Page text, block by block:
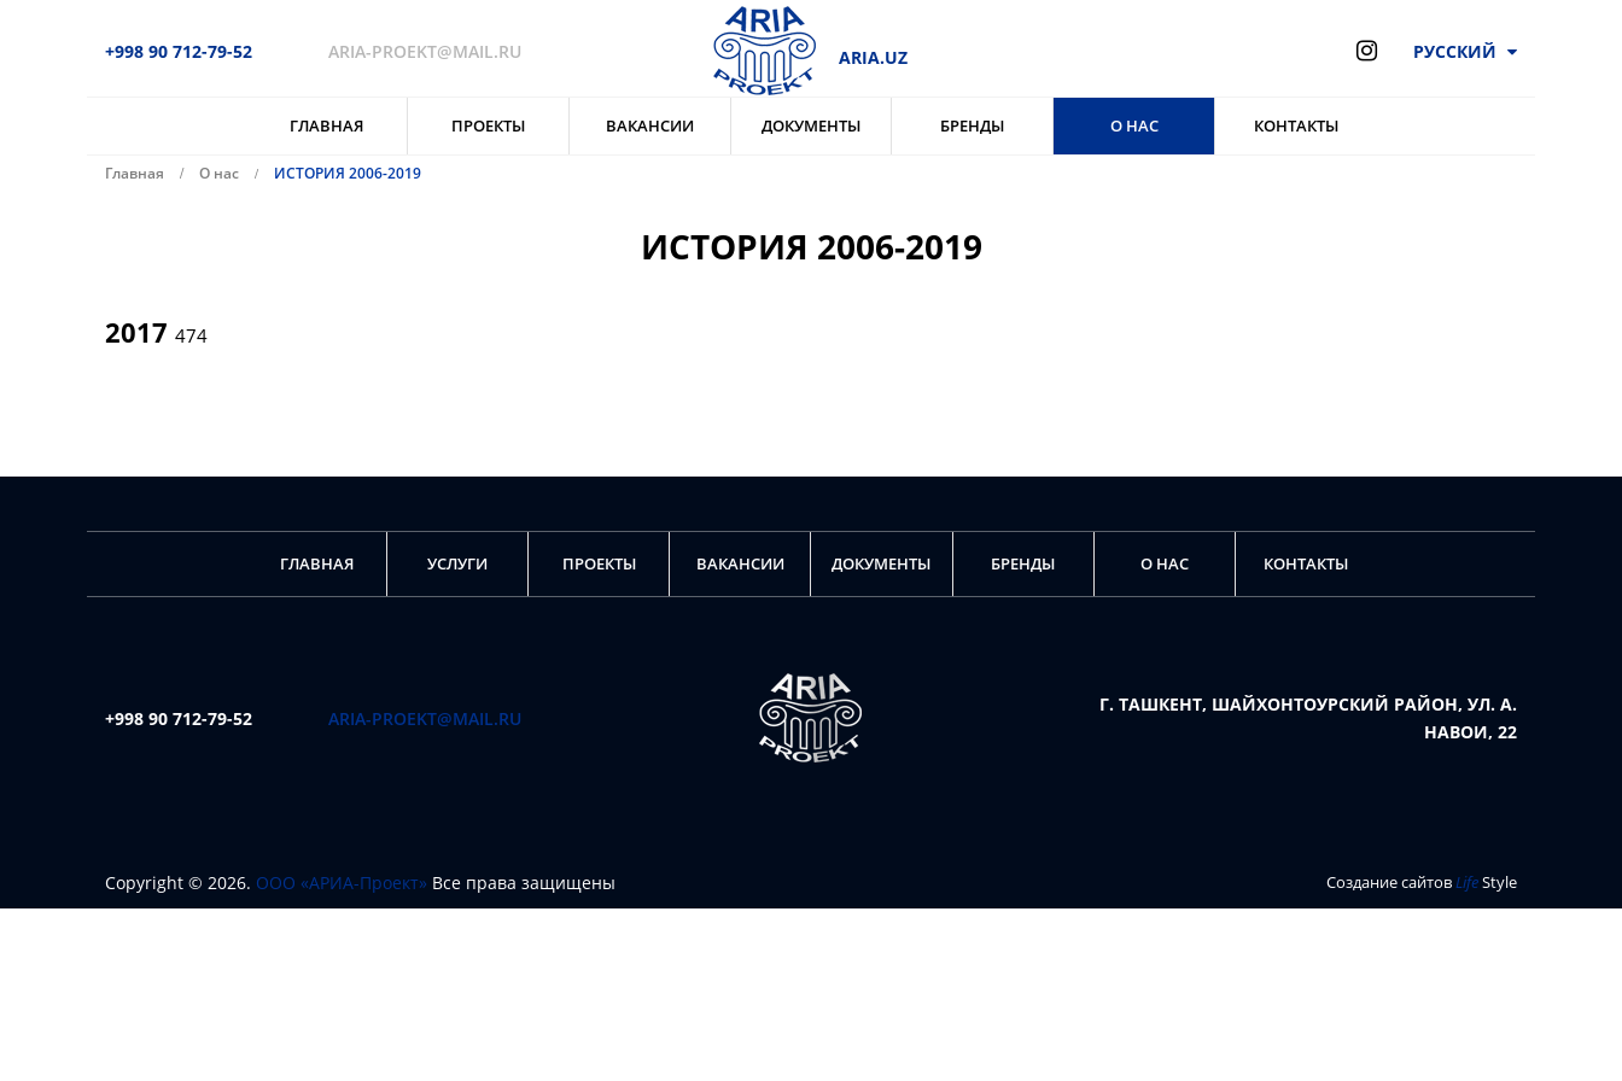
+998 90 712-79-52 ARIA-PROEKT@MAIL.RU ARIA.UZ РУССКИЙ
ГЛАВНАЯ ПРОЕКТЫ ВАКАНСИИ ДОКУМЕНТЫ БРЕНДЫ О НАС КОНТАКТЫ
Главная О нас ИСТОРИЯ 2006-2019
ИСТОРИЯ 2006-2019
2017 474
ГЛАВНАЯ УСЛУГИ ПРОЕКТЫ ВАКАНСИИ ДОКУМЕНТЫ БРЕНДЫ О НАС КОНТАКТЫ
+998 90 712-79-52 ARIA-PROEKT@MAIL.RU
Г. ТАШКЕНТ, ШАЙХОНТОУРСКИЙ РАЙОН, УЛ. А.
НАВОИ, 22
Copyright © 2026. ООО «АРИА-Проект» Все права защищены Создание сайтовLifeStyle